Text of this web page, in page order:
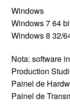
Windows
Windows 7 64
Windows 8 32/
Nota: software
Production
Painel de
Painel de